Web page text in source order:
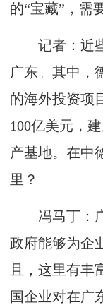
的“宝藏”，需
记者：近些
广东。其中，
的海外投资项
100亿美元，
产基地。在中
里？
冯马丁：广
政府能够为企
且，这里有丰
国企业对在广